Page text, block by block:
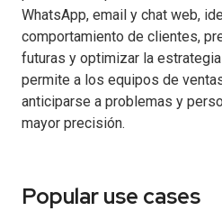
WhatsApp, email y chat web,
comportamiento de clientes,
futuras y optimizar la
permite a los equipos de
anticiparse a problemas y
mayor precisión.
Popular use cases